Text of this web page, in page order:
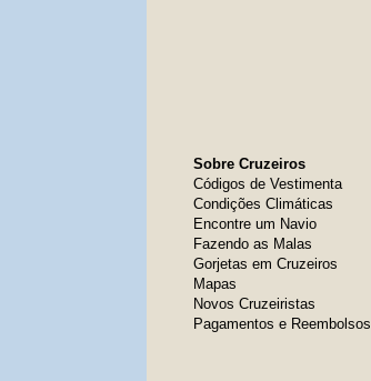
Sobre Cruzeiros
Códigos de Vestimenta
Condições Climáticas
Encontre um Navio
Fazendo as Malas
Gorjetas em Cruzeiros
Mapas
Novos Cruzeiristas
Pagamentos e Reembolsos